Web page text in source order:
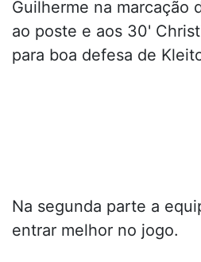
Guilherme na marcação
ao poste e aos 30'
para boa defesa de
Na segunda parte a
entrar melhor no jogo.